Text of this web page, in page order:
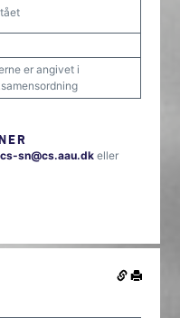
er angivet i
cs-sn@cs.aau.dk eller